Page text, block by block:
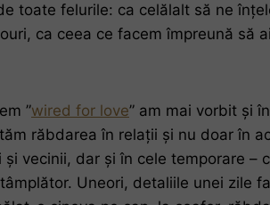
toate felurile: ca celălalt să ne
ca ceea ce facem împreună să
”wired for love” am mai vorbit și
răbdarea în relații și nu doar în
vecinii, dar și în cele temporare
Uneori, detaliile unei zile